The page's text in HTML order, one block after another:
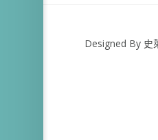
Designed By 史